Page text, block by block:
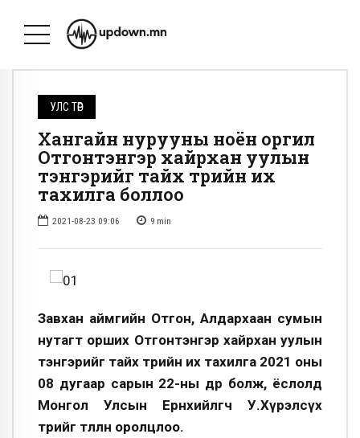
УЛС ТӨР
Хангайн нурууны ноён оргил
Отгонтэнгэр хайрхан уулын
тэнгэрийг тайх төрийн их
тахилга боллоо
2021-08-23 09:06 9 min
Завхан аймгийн Отгон, Алдархаан сумын
нутагт орших Отгонтэнгэр хайрхан уулын
тэнгэрийг тайх төрийн их тахилга 2021 оны
08 дугаар сарын 22-ны өдөр болж, ёслолд
Монгол Улсын Ерөнхийлөгч У.Хүрэлсүх
төрийг төлөөлөн оролцлоо.